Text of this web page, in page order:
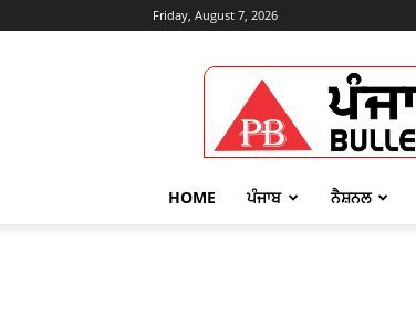
Friday, August 7, 2026
Punjabi
Bulletin
HOME ਪੰਜਾਬ ਨੈਸ਼ਨਲ